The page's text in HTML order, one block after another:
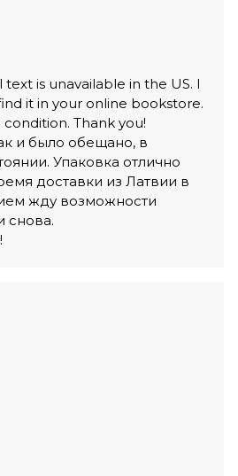
text is unavailable in the US. I
it in your online bookstore.
Thank you!
и было обещано, в
Упаковка отлично
доставки из Латвии в
жду возможности
снова.